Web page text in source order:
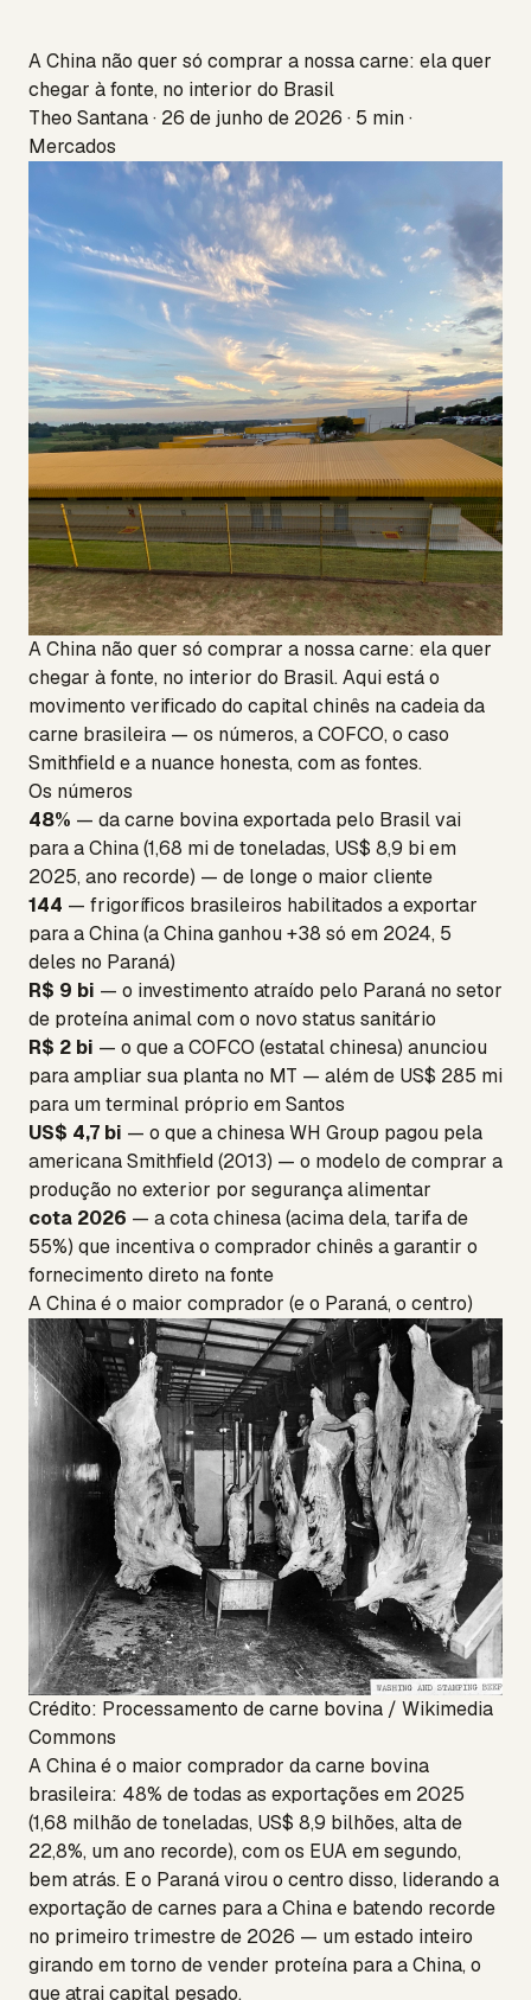
A China não quer só comprar a nossa carne: ela quer
chegar à fonte, no interior do Brasil
Theo Santana · 26 de junho de 2026 · 5 min ·
Mercados
A China não quer só comprar a nossa carne: ela quer
chegar à fonte, no interior do Brasil. Aqui está o
movimento verificado do capital chinês na cadeia da
carne brasileira — os números, a COFCO, o caso
Smithfield e a nuance honesta, com as fontes.
Os números
48% — da carne bovina exportada pelo Brasil vai
para a China (1,68 mi de toneladas, US$ 8,9 bi em
2025, ano recorde) — de longe o maior cliente
144 — frigoríficos brasileiros habilitados a exportar
para a China (a China ganhou +38 só em 2024, 5
deles no Paraná)
R$ 9 bi — o investimento atraído pelo Paraná no setor
de proteína animal com o novo status sanitário
R$ 2 bi — o que a COFCO (estatal chinesa) anunciou
para ampliar sua planta no MT — além de US$ 285 mi
para um terminal próprio em Santos
US$ 4,7 bi — o que a chinesa WH Group pagou pela
americana Smithfield (2013) — o modelo de comprar a
produção no exterior por segurança alimentar
cota 2026 — a cota chinesa (acima dela, tarifa de
55%) que incentiva o comprador chinês a garantir o
fornecimento direto na fonte
A China é o maior comprador (e o Paraná, o centro)
Crédito: Processamento de carne bovina / Wikimedia
Commons
A China é o maior comprador da carne bovina
brasileira: 48% de todas as exportações em 2025
(1,68 milhão de toneladas, US$ 8,9 bilhões, alta de
22,8%, um ano recorde), com os EUA em segundo,
bem atrás. E o Paraná virou o centro disso, liderando a
exportação de carnes para a China e batendo recorde
no primeiro trimestre de 2026 — um estado inteiro
girando em torno de vender proteína para a China, o
que atrai capital pesado.